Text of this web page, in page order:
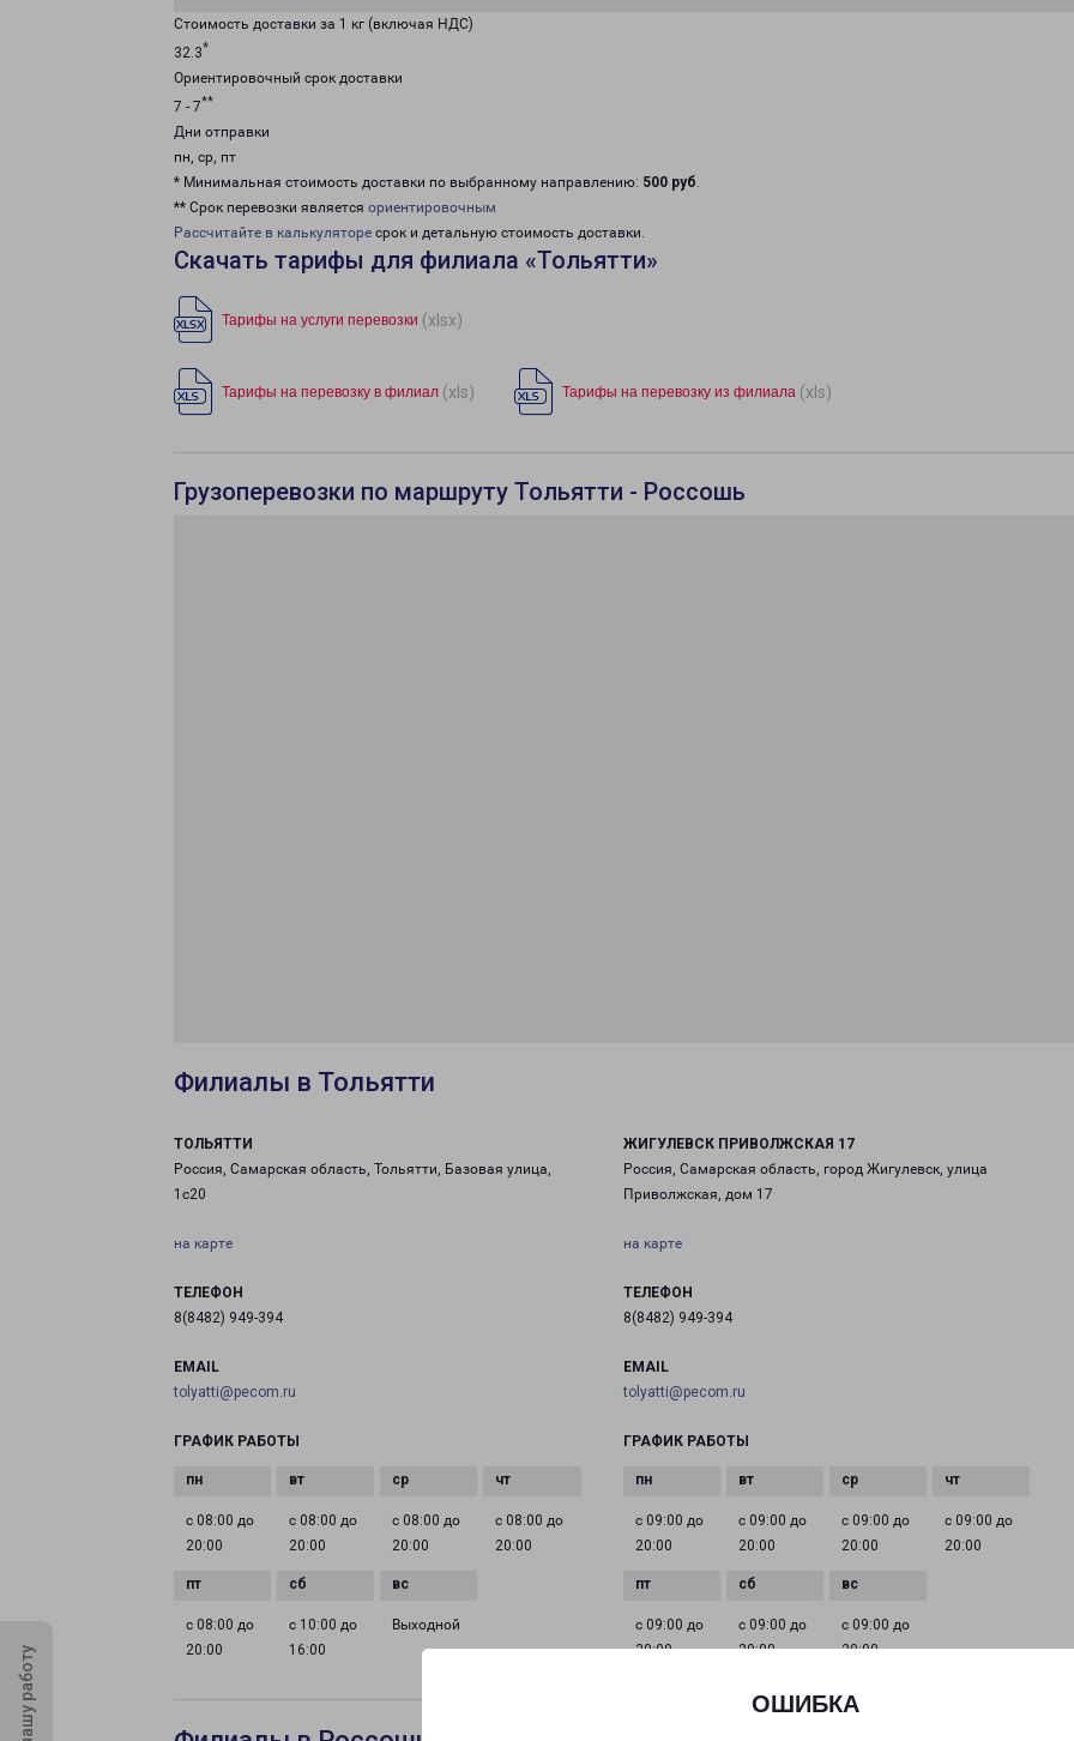
ОШИБКА
Стоимость доставки за 1 кг (включая НДС)
32.3*
Ориентировочный срок доставки
7 - 7**
Дни отправки
пн, ср, пт
* Минимальная стоимость доставки по выбранному направлению: 500 руб.
** Срок перевозки является ориентировочным
Рассчитайте в калькуляторе срок и детальную стоимость доставки.
Скачать тарифы для филиала «Тольятти»
Тарифы на услуги перевозки (xlsx)
Тарифы на перевозку в филиал (xls) Тарифы на перевозку из филиала (xls)
Грузоперевозки по маршруту Тольятти - Россошь
Филиалы в Тольятти
ТОЛЬЯТТИ
Россия, Самарская область, Тольятти, Базовая улица,
1с20
на карте
ТЕЛЕФОН
8(8482) 949-394
EMAIL
tolyatti@pecom.ru
ГРАФИК РАБОТЫ
с 08:00 до
20:00
с 08:00 до
20:00
с 08:00 до
20:00
с 08:00 до
20:00
с 08:00 до
20:00
с 10:00 до
16:00
Выходной
ЖИГУЛЕВСК ПРИВОЛЖСКАЯ 17
Россия, Самарская область, город Жигулевск, улица
Приволжская, дом 17
на карте
ТЕЛЕФОН
8(8482) 949-394
EMAIL
tolyatti@pecom.ru
ГРАФИК РАБОТЫ
с 09:00 до
20:00
с 09:00 до
20:00
с 09:00 до
20:00
с 09:00 до
20:00
с 09:00 до
20:00
с 09:00 до
20:00
с 09:00 до
20:00